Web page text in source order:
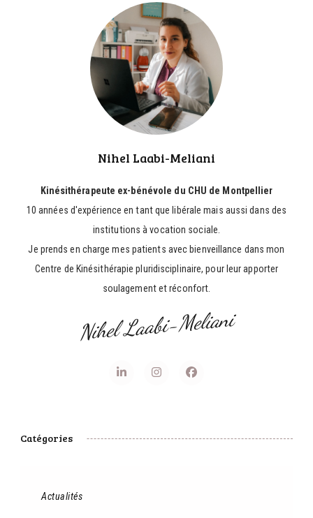
Nihel Laabi-Meliani
Kinésithérapeute ex-bénévole du CHU de Montpellier
10 années d'expérience en tant que libérale mais aussi dans des
institutions à vocation sociale.
Je prends en charge mes patients avec bienveillance dans mon
Centre de Kinésithérapie pluridisciplinaire, pour leur apporter
soulagement et réconfort.
Nihel Laabi-Meliani
Catégories
Actualités